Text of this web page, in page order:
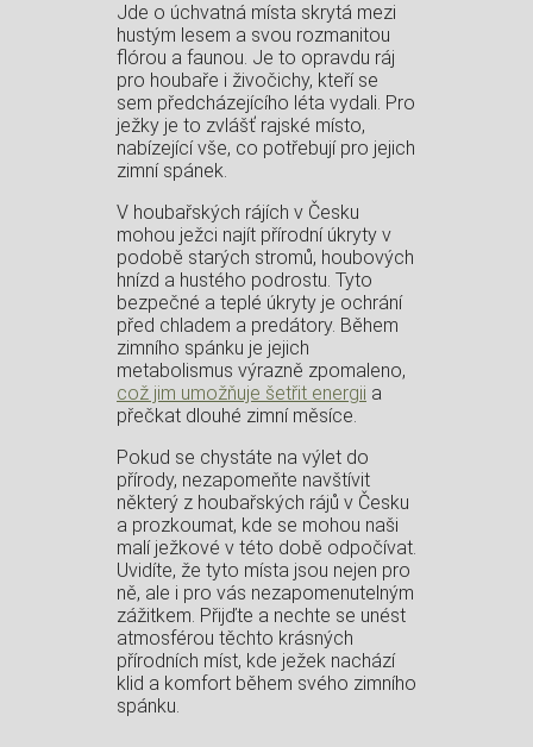
Jde o úchvatná místa skrytá mezi
hustým lesem a svou rozmanitou
flórou a faunou. Je to opravdu ráj
pro houbaře i živočichy, kteří se
sem předcházejícího léta vydali. Pro
ježky je to zvlášť rajské místo,
nabízející vše, co potřebují pro jejich
zimní spánek.
V houbařských rájích v Česku
mohou ježci najít přírodní úkryty v
podobě starých stromů, houbových
hnízd a hustého podrostu. Tyto
bezpečné a teplé úkryty je ochrání
před chladem a predátory. Během
zimního spánku je jejich
metabolismus výrazně zpomaleno,
což jim umožňuje šetřit energii a
přečkat dlouhé zimní měsíce.
Pokud se chystáte na výlet do
přírody, nezapomeňte navštívit
některý z houbařských rájů v Česku
a prozkoumat, kde se mohou naši
malí ježkové v této době odpočívat.
Uvidíte, že tyto místa jsou nejen pro
ně, ale i pro vás nezapomenutelným
zážitkem. Přijďte a nechte se unést
atmosférou těchto krásných
přírodních míst, kde ježek nachází
klid a komfort během svého zimního
spánku.